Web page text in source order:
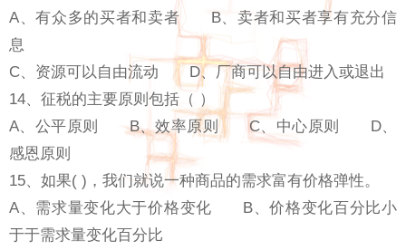
A、有众多的买者和卖者 B、卖者和买者享有充分信
息
C、资源可以自由流动 D、厂商可以自由进入或退出
14、征税的主要原则包括（ ）
A、公平原则 B、效率原则 C、中心原则 D、
感恩原则
15、如果( )，我们就说一种商品的需求富有价格弹性。
A、需求量变化大于价格变化 B、价格变化百分比小
于于需求量变化百分比